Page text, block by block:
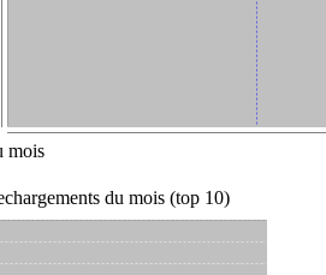
mois
du mois (top 10)